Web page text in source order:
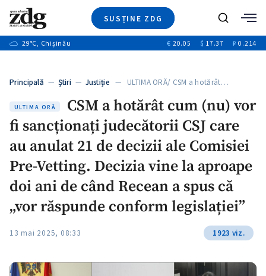
SUSȚINE ZDG
Ştiri
+6
Video
Special
+1
+1
Blog
+2
ZdGust
Caută
29°C, Chișinău € 20.05 $ 17.37 ₽ 0.214
Principală — Ştiri — Justiție— ULTIMA ORĂ/ CSM a hotărât…
ULTIMA ORĂ
CSM a hotărât cum (nu) vor
fi sancționați judecătorii CSJ care
au anulat 21 de decizii ale Comisiei
Pre-Vetting. Decizia vine la aproape
doi ani de când Recean a spus că
„vor răspunde conform legislației”
13 mai 2025, 08:33 1923 viz.